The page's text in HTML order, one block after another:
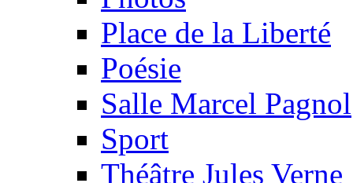
Place de la Liberté
Poésie
Salle Marcel Pagnol
Sport
Théâtre Jules Verne